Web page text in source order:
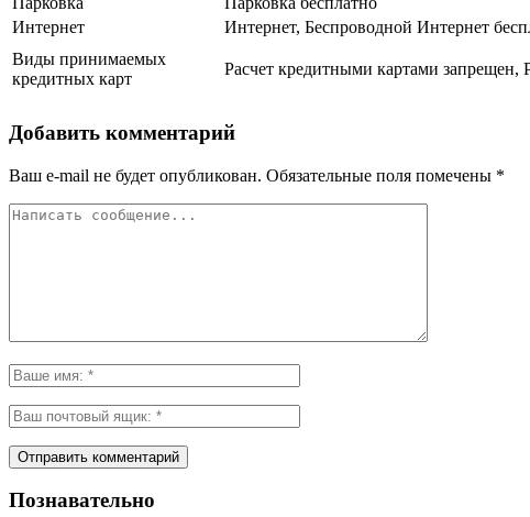
Интернет
Интернет, Беспроводной Интернет
Виды принимаемых
кредитных карт
Расчет кредитными картами запрещен,
Добавить комментарий
Ваш e-mail не будет опубликован. Обязательные поля помечены *
Познавательно